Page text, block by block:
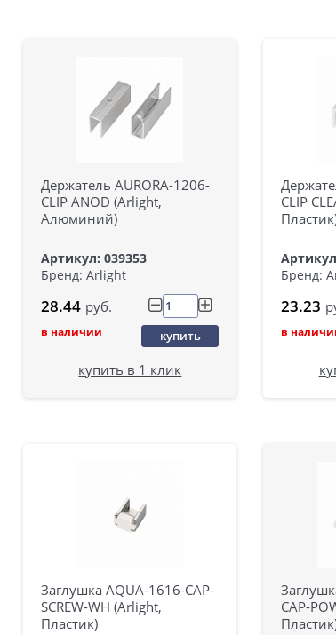
Держатель AURORA-1206-
CLIP ANOD (Arlight,
Алюминий)
Артикул: 039353
Бренд: Arlight
28.44 руб.
в наличии купить
купить в 1 клик
CLIP
Бренд:
23.23
в
Заглушка AQUA-1616-CAP-
SCREW-WH (Arlight,
Пластик)
CAP-